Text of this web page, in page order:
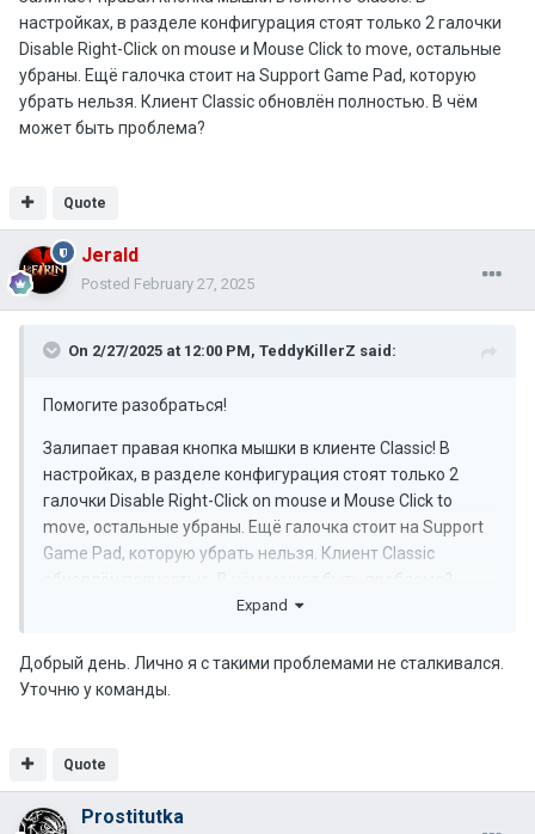
настройках, в разделе конфигурация стоят только 2 галочки
Disable Right-Click on mouse и Mouse Click to move, остальные
убраны. Ещё галочка стоит на Support Game Pad, которую
убрать нельзя. Клиент Classic обновлён полностью. В чём
может быть проблема?
Quote
Jerald
Posted February 27, 2025
On 2/27/2025 at 12:00 PM, TeddyKillerZ said:
Помогите разобраться!
Залипает правая кнопка мышки в клиенте Classic! В
настройках, в разделе конфигурация стоят только 2
галочки Disable Right-Click on mouse и Mouse Click to
move, остальные убраны. Ещё галочка стоит на Support
Game Pad, которую убрать нельзя. Клиент Classic
Expand
Добрый день. Лично я с такими проблемами не сталкивался.
Уточню у команды.
Quote
Prostitutka